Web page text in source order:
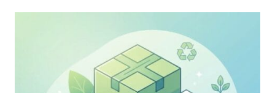
SETTORE
SONO
CONCLUSI
I
NOSTRI